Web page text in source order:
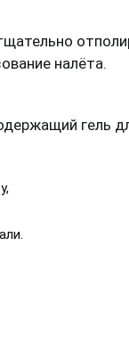
налёта.
гель